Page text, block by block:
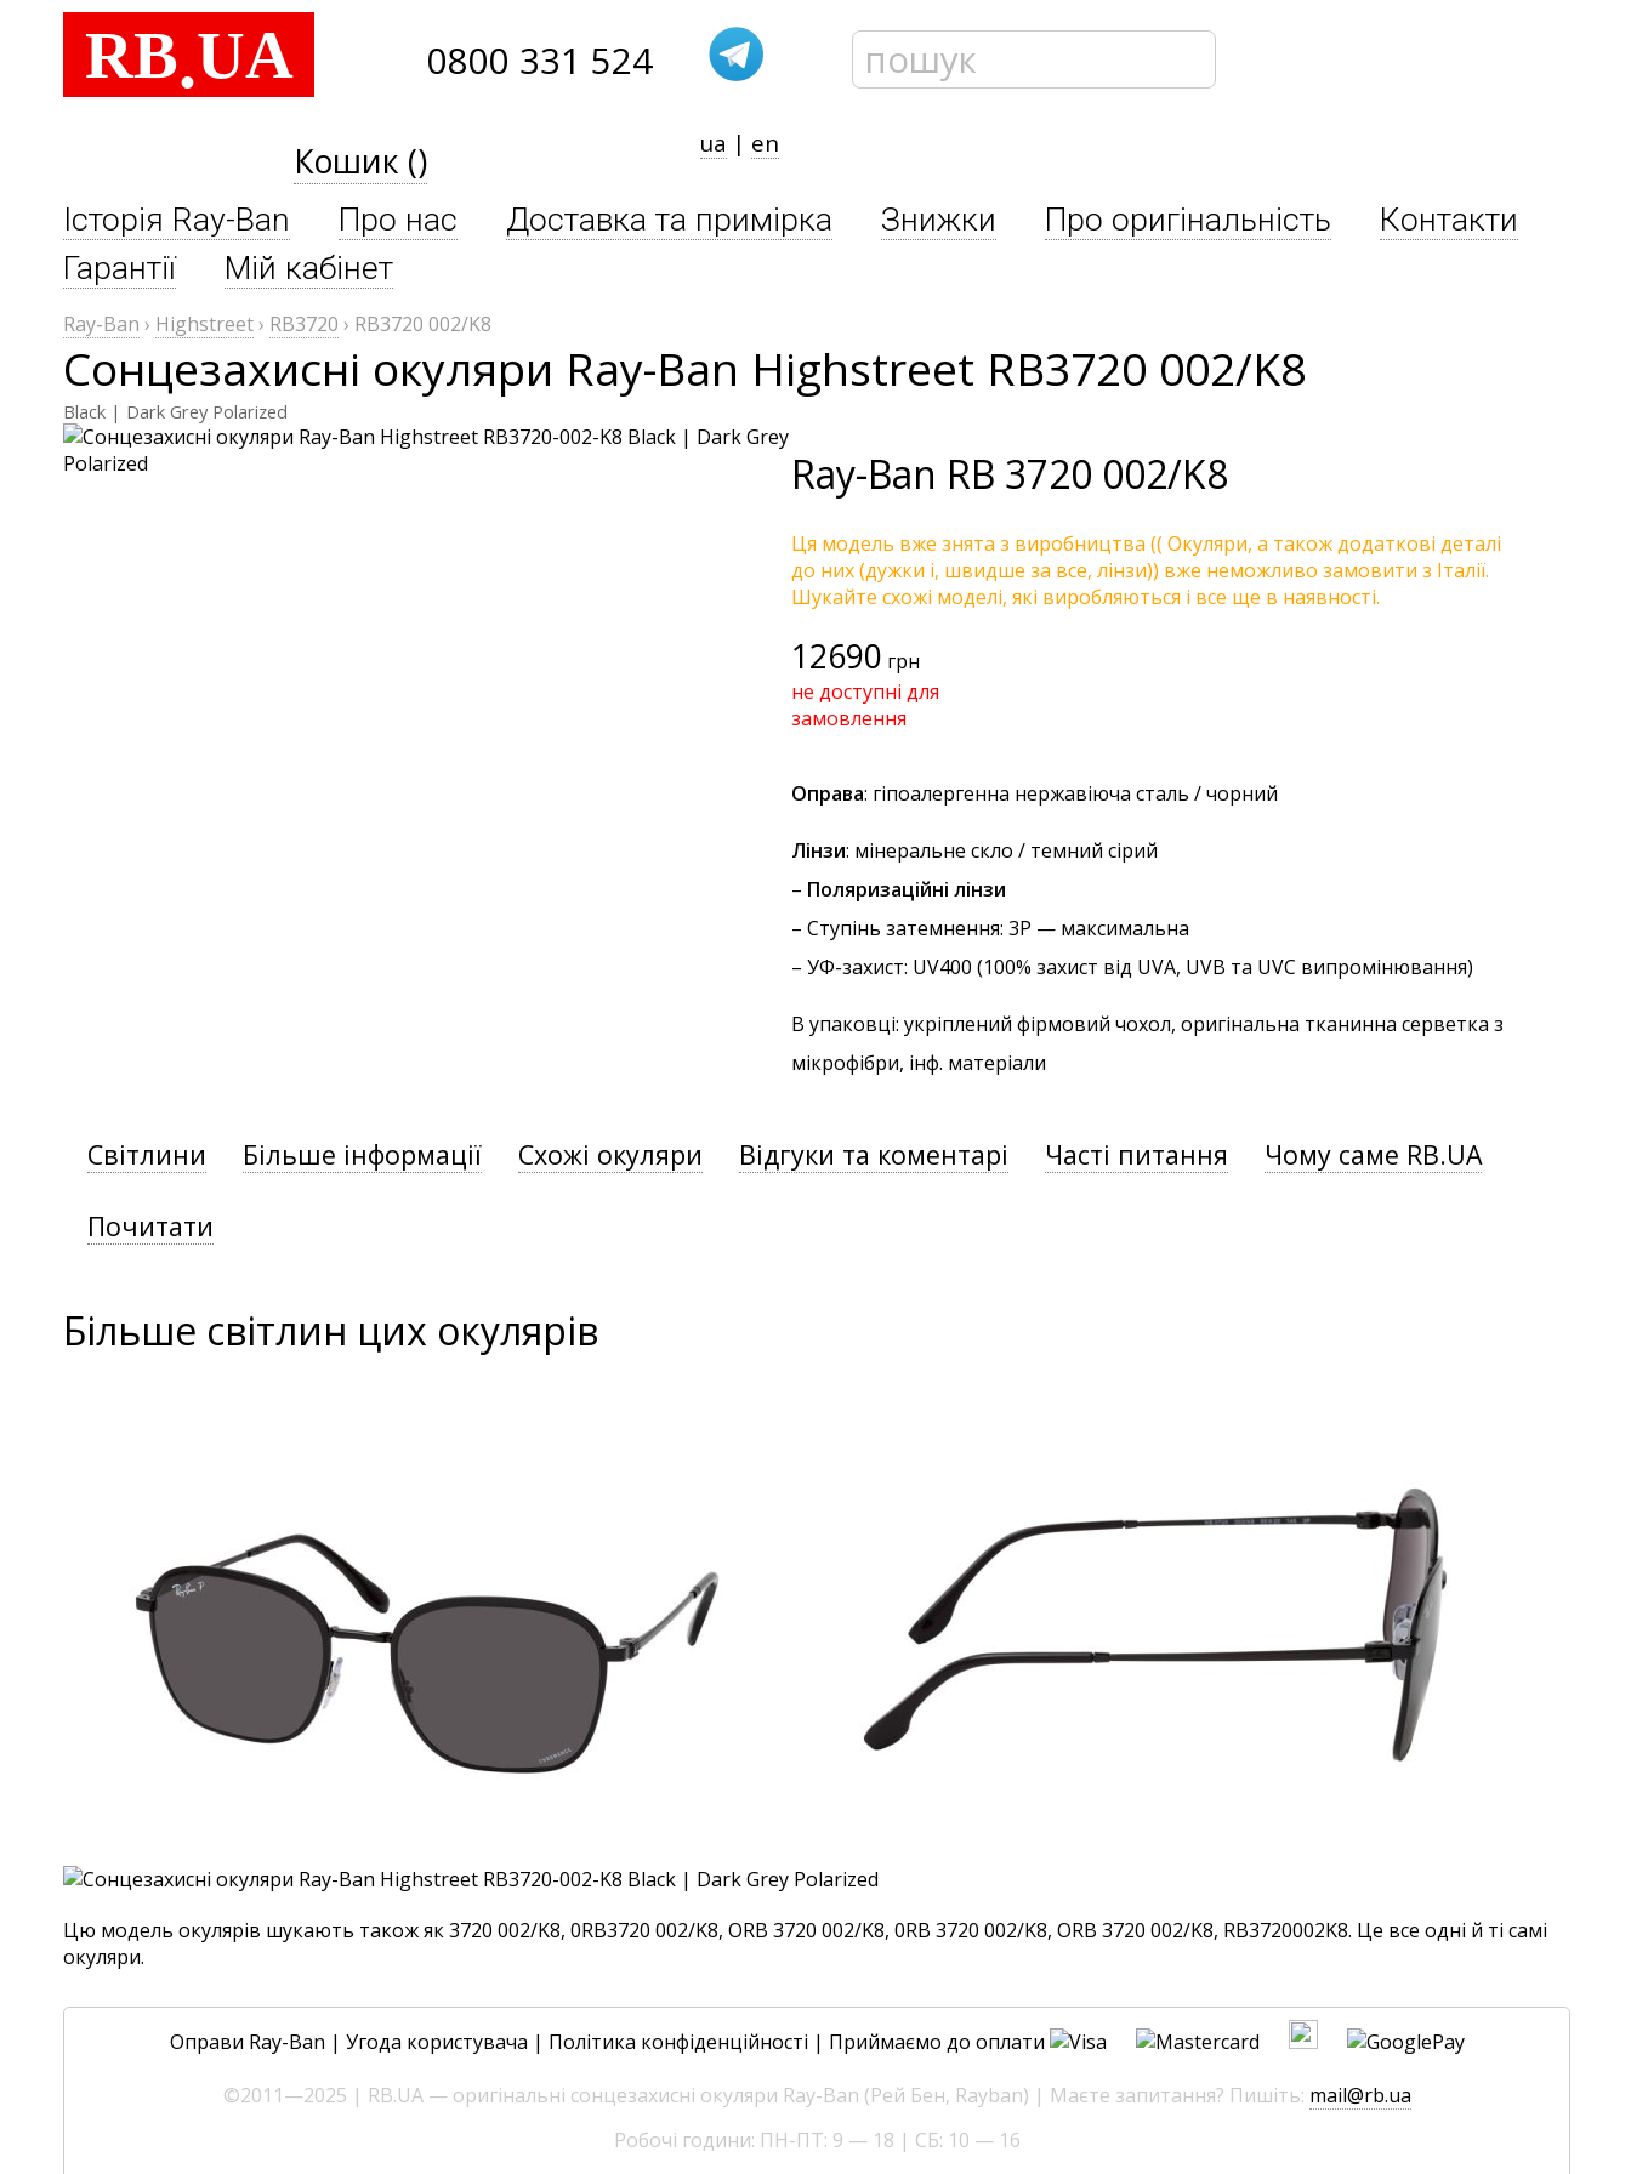
RB.UA 0800 331 524
Кошик () ua | en
Історія Ray-Ban Про нас Доставка та примірка Знижки Про оригінальність
Контакти
Гарантії
Мій кабінет
Ray-Ban › Highstreet› RB3720 › RB3720 002/K8
Сонцезахисні окуляри Ray-Ban Highstreet RB3720 002/K8
Black | Dark Grey Polarized
Ray-Ban RB 3720 002/K8
Ця модель вже знята з виробництва (( Окуляри, а також додаткові деталі
до них (дужки і, швидше за все, лінзи)) вже неможливо замовити з Італії.
Шукайте схожі моделі, які виробляються і все ще в наявності.
12690 грн
не доступні для
замовлення
Оправа: гіпоалергенна нержавіюча сталь / чорний
Лінзи: мінеральне скло / темний сірий
– Поляризаційні лінзи
– Ступінь затемнення: 3P — максимальна
– УФ-захист: UV400 (100% захист від UVA, UVB та UVC випромінювання)
В упаковці: укріплений фірмовий чохол, оригінальна тканинна серветка з
мікрофібри, інф. матеріали
Світлини Більше інформації Схожі окуляри Відгуки та коментарі Часті питання Чому саме RB.UA
Почитати
Більше світлин цих окулярів
Цю модель окулярів шукають також як 3720 002/K8, 0RB3720 002/K8, ORB 3720 002/K8, 0RB 3720 002/K8, ORB 3720 002/K8, RB3720002K8. Це все одні й ті самі
окуляри.
Оправи Ray-Ban | Угода користувача | Політика конфіденційності | Приймаємо до оплати
©2011—2025 | RB.UA — оригінальні сонцезахисні окуляри Ray-Ban (Рей Бен, Rayban) | Маєте запитання? Пишіть: mail@rb.ua
Робочі години: ПН-ПТ: 9 — 18 | СБ: 10 — 16